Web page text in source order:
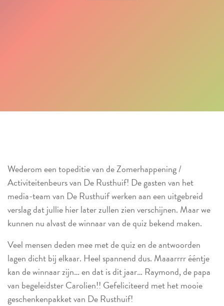
Wederom een topeditie van de Zomerhappening /
Activiteitenbeurs van De Rusthuif! De gasten van het
media-team van De Rusthuif werken aan een uitgebreid
verslag dat jullie hier later zullen zien verschijnen. Maar we
kunnen nu alvast de winnaar van de quiz bekend maken.
Veel mensen deden mee met de quiz en de antwoorden
lagen dicht bij elkaar. Heel spannend dus. Maaarrrr ééntje
kan de winnaar zijn… en dat is dit jaar… Raymond, de papa
van begeleidster Carolien!! Gefeliciteerd met het mooie
geschenkenpakket van De Rusthuif!